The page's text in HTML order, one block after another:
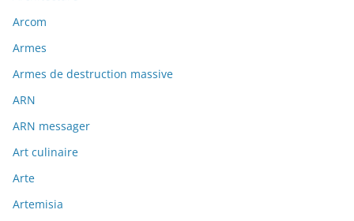
Arcom
Armes
Armes de destruction massive
ARN
ARN messager
Art culinaire
Arte
Artemisia